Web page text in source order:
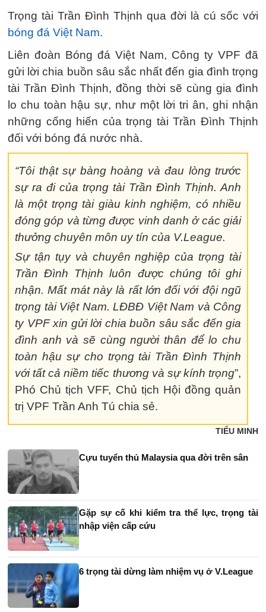
Trọng tài Trần Đình Thịnh qua đời là cú sốc với
bóng đá Việt Nam.
Liên đoàn Bóng đá Việt Nam, Công ty VPF đã
gửi lời chia buồn sâu sắc nhất đến gia đình trọng
tài Trần Đình Thịnh, đồng thời sẽ cùng gia đình
lo chu toàn hậu sự, như một lời tri ân, ghi nhận
những cống hiến của trọng tài Trần Đình Thịnh
đối với bóng đá nước nhà.
“Tôi thật sự bàng hoàng và đau lòng trước
sự ra đi của trọng tài Trần Đình Thịnh. Anh
là một trọng tài giàu kinh nghiệm, có nhiều
đóng góp và từng được vinh danh ở các giải
thưởng chuyên môn uy tín của V.League.
Sự tận tụy và chuyên nghiệp của trọng tài
Trần Đình Thịnh luôn được chúng tôi ghi
nhận. Mất mát này là rất lớn đối với đội ngũ
trọng tài Việt Nam. LĐBĐ Việt Nam và Công
ty VPF xin gửi lời chia buồn sâu sắc đến gia
đình anh và sẽ cùng người thân để lo chu
toàn hậu sự cho trọng tài Trần Đình Thịnh
với tất cả niềm tiếc thương và sự kính trọng”,
Phó Chủ tịch VFF, Chủ tịch Hội đồng quản
trị VPF Trần Anh Tú chia sẻ.
TIỂU MINH
Cựu tuyển thủ Malaysia qua đời trên sân
Gặp sự cố khi kiểm tra thể lực, trọng tài
nhập viện cấp cứu
6 trọng tài dừng làm nhiệm vụ ở V.League